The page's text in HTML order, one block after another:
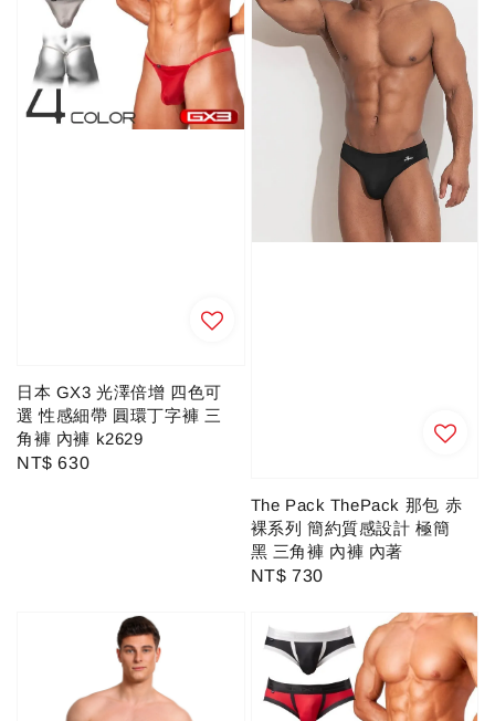
日本 GX3 光澤倍增 四色可
選 性感細帶 圓環丁字褲 三
角褲 內褲 k2629
Regular
NT$ 630
The Pack ThePack 那包 赤
裸系列 簡約質感設計 極簡
黑 三角褲 內褲 內著
Regular
NT$ 730